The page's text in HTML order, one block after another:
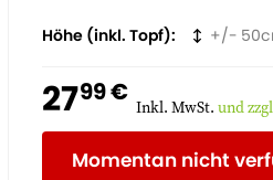
einen robusten und
Höhe (inkl. Topf) 50
2799 € Inkl. MwSt.und
Momentan nicht